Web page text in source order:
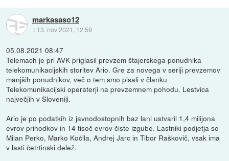
markasaso12
:: 13. nov 2021, 12:59
05.08.2021 08:47
Telemach je pri AVK priglasil prevzem štajerskega ponudnika
telekomunikacijskih storitev Ario. Gre za novega v seriji prevzemov
manjših ponudnikov, več o tem smo pisali v članku
Telekomunikacijski operaterji na prevzemnem pohodu. Lestvica
največjih v Sloveniji.
Ario je po podatkih iz javnodostopnih baz lani ustvaril 1,4 milijona
evrov prihodkov in 14 tisoč evrov čiste izgube. Lastniki podjetja so
Milan Perko, Marko Kočila, Andrej Jarc in Tibor Raškovič, vsak ima
v lasti četrtinski delež.